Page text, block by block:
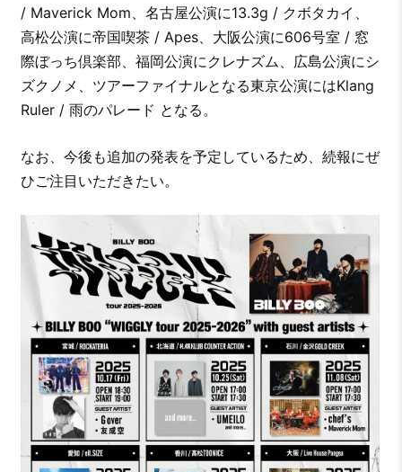
/ Maverick Mom、名古屋公演に13.3g / クボタカイ、
高松公演に帝国喫茶 / Apes、大阪公演に606号室 / 窓
際ぼっち倶楽部、福岡公演にクレナズム、広島公演にシ
ズクノメ、ツアーファイナルとなる東京公演にはKlang
Ruler / 雨のパレード となる。
なお、今後も追加の発表を予定しているため、続報にぜ
ひご注目いただきたい。